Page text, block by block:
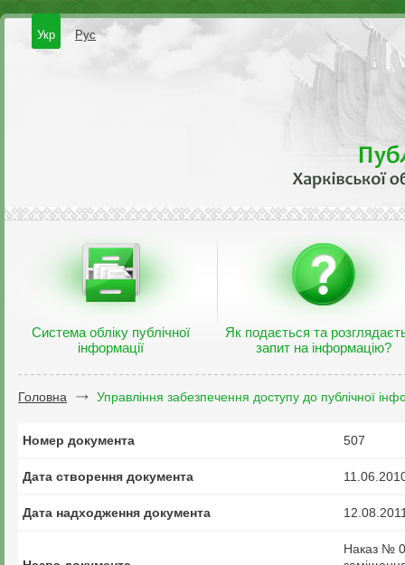
Укр Рус
Система обліку публічної
інформації
Як подається та
запит на інформацію?
Головна Управління забезпечення доступу до публічної
Номер документа 507
Дата створення документа
Дата надходження документа
Наказ №